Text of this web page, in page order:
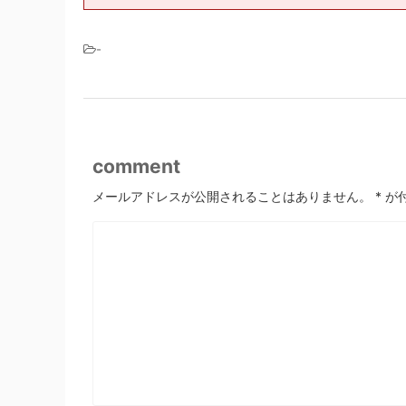
-
comment
メールアドレスが公開されることはありません。 * が